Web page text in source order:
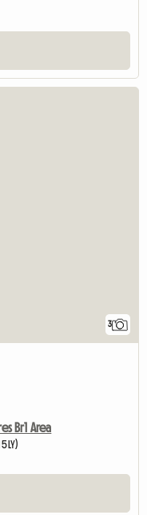
3
Br1 Area